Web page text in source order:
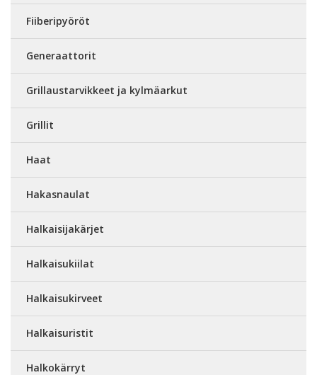
Fiiberipyöröt
Generaattorit
Grillaustarvikkeet ja kylmäarkut
Grillit
Haat
Hakasnaulat
Halkaisijakärjet
Halkaisukiilat
Halkaisukirveet
Halkaisuristit
Halkokärryt